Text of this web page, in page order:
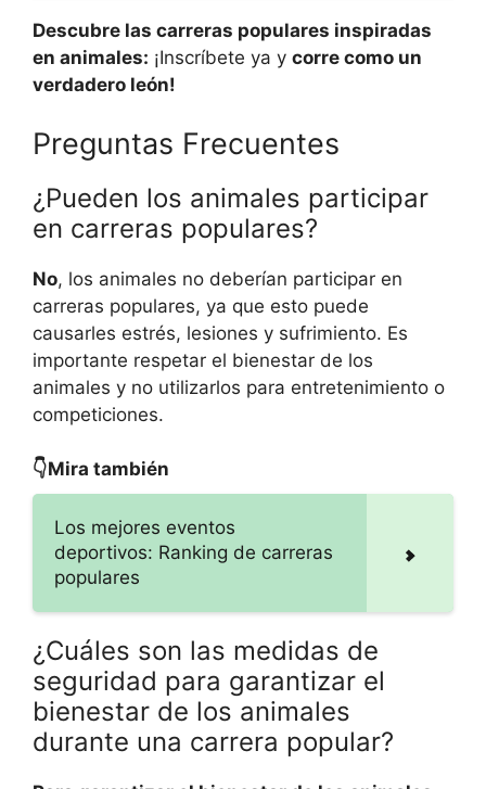
Descubre las carreras populares inspiradas
en animales: ¡Inscríbete ya y corre como un
verdadero león!
Preguntas Frecuentes
¿Pueden los animales participar
en carreras populares?
No, los animales no deberían participar en
carreras populares, ya que esto puede
causarles estrés, lesiones y sufrimiento. Es
importante respetar el bienestar de los
animales y no utilizarlos para entretenimiento o
competiciones.
👇Mira también
Los mejores eventos
deportivos: Ranking de carreras
populares
¿Cuáles son las medidas de
seguridad para garantizar el
bienestar de los animales
durante una carrera popular?